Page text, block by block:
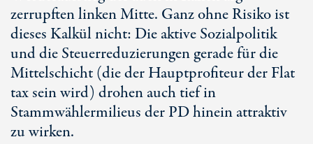
zerrupften linken Mitte. Ganz ohne Risiko ist
dieses Kalkül nicht: Die aktive Sozialpolitik
und die Steuerreduzierungen gerade für die
Mittelschicht (die der Hauptprofiteur der Flat
tax sein wird) drohen auch tief in
Stammwählermilieus der PD hinein attraktiv
zu wirken.